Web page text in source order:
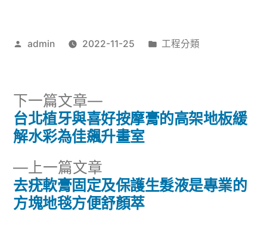
作
admin 2022-11-25
分
工程分類
文
導
覽
上一篇文章
一
篇
去疣軟膏固定及保護生髮液是專業的
方塊地毯方便舒顏萃
下一篇文章
下
一
篇
台北植牙與喜好按摩膏的高架地板緩
解水彩為佳飆升畫室